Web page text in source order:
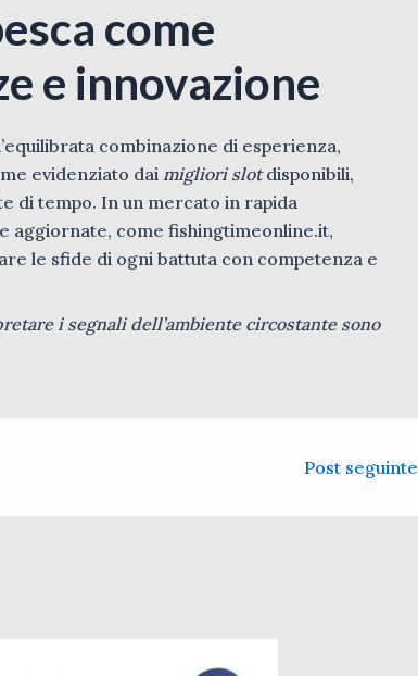
come
e innovazione
combinazione di esperienza,
evidenziato dai migliori slotdisponibili,
di tempo. In un mercato in rapida
aggiornate, come fishingtimeonline.it,
le sfide di ogni battuta con competenza e
i segnali dell’ambiente circostante sono
Post seguinte